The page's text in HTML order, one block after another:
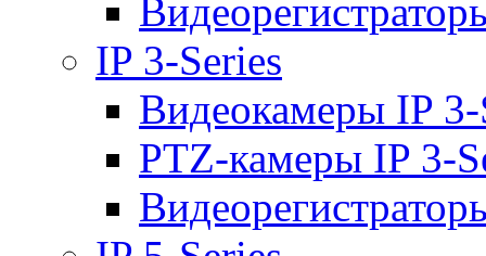
IP 3-Series
Видеокамеры IP 3-
PTZ-камеры IP 3-